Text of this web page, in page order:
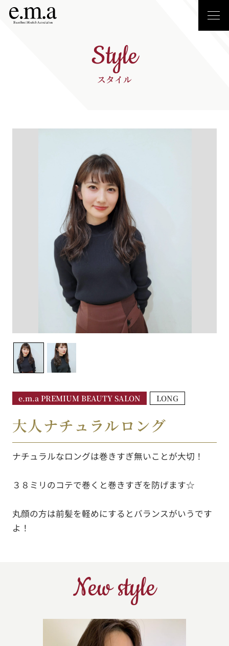
Style
スタイル
e.m.a PREMIUM BEAUTY SALON LONG
大人ナチュラルロング
ナチュラルなロングは巻きすぎ無いことが大切！
３８ミリのコテで巻くと巻きすぎを防げます☆
丸顔の方は前髪を軽めにするとバランスがいうです
よ！
New style